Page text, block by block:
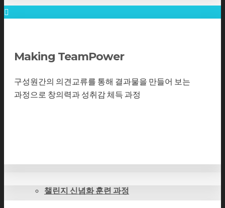
퀵 엔 데드 과정
한계돌파 3Steps 과정
챌린지 신념화 훈련 과정
Making TeamPower
구성원간의 의견교류를 통해 결과물을 만들어 보는
과정으로 창의력과 성취감 체득 과정